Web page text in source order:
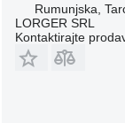
Rumunjska,
LORGER SRL
Kontaktirajte